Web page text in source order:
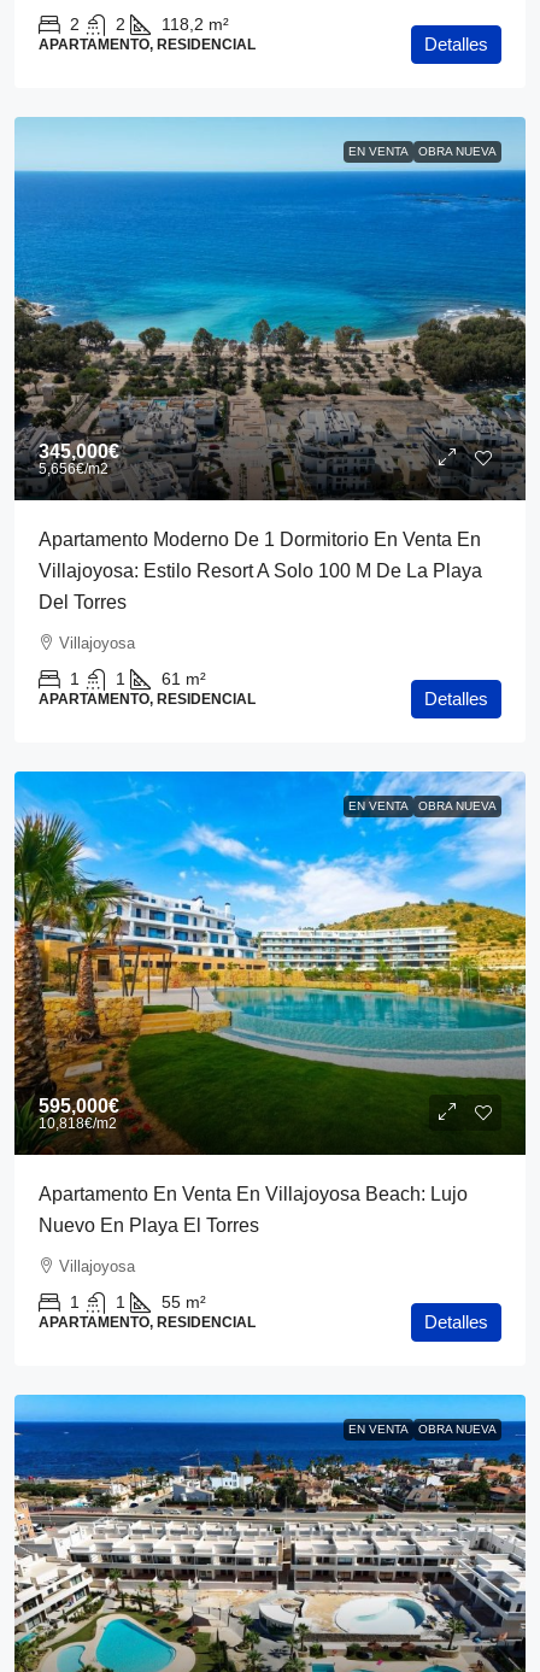
2 2 118,2 m²
APARTAMENTO, RESIDENCIAL Detalles
EN VENTA OBRA NUEVA
345,000€
5,656€/m2
Apartamento Moderno De 1 Dormitorio En Venta En
Villajoyosa: Estilo Resort A Solo 100 M De La Playa
Del Torres
Villajoyosa
1 1 61 m²
APARTAMENTO, RESIDENCIAL Detalles
EN VENTA OBRA NUEVA
595,000€
10,818€/m2
Apartamento En Venta En Villajoyosa Beach: Lujo
Nuevo En Playa El Torres
Villajoyosa
1 1 55 m²
APARTAMENTO, RESIDENCIAL Detalles
EN VENTA OBRA NUEVA